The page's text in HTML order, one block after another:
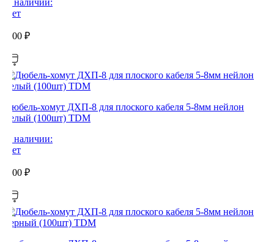
Нет
0,00 ₽
Дюбель-хомут ДХП-8 для плоского кабеля 5-8мм нейлон
белый (100шт) TDM
В наличии:
Нет
0,00 ₽